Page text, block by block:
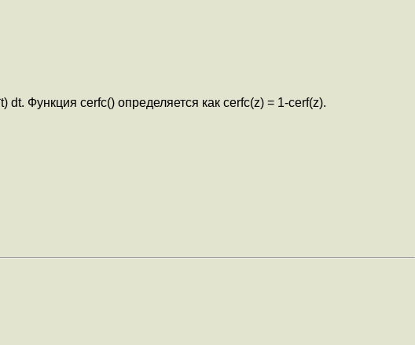
Функция cerfc() определяется как cerfc(z) = 1-cerf(z).